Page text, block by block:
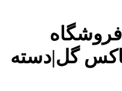
گل|دسته